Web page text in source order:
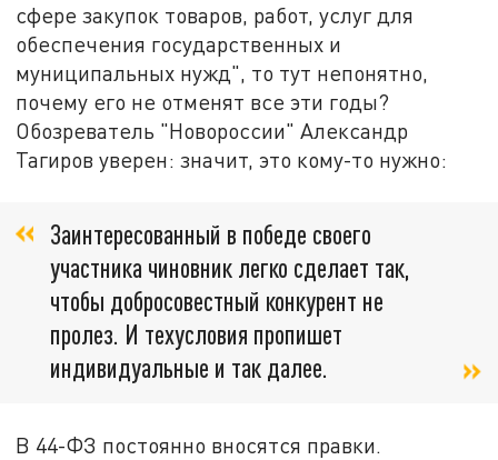
сфере закупок товаров, работ, услуг для
обеспечения государственных и
муниципальных нужд", то тут непонятно,
почему его не отменят все эти годы?
Обозреватель "Новороссии" Александр
Тагиров уверен: значит, это кому-то нужно:
Заинтересованный в победе своего
участника чиновник легко сделает так,
чтобы добросовестный конкурент не
пролез. И техусловия пропишет
индивидуальные и так далее.
В 44-ФЗ постоянно вносятся правки.